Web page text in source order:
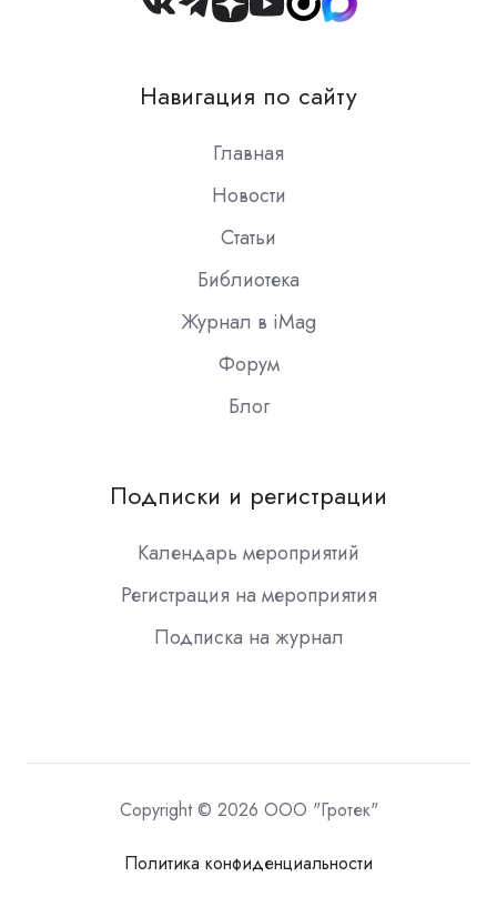
Join
Slack
Навигация по сайту
Главная
Новости
Статьи
Библиотека
Журнал в iMag
Форум
Блог
Подписки и регистрации
Календарь мероприятий
Регистрация на мероприятия
Подписка на журнал
Copyright © 2026 ООО "Гротек"
Политика конфиденциальности